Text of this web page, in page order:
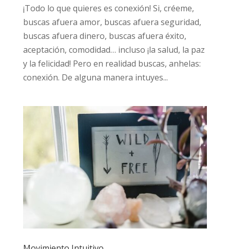
¡Todo lo que quieres es conexión! Si, créeme,
buscas afuera amor, buscas afuera seguridad,
buscas afuera dinero, buscas afuera éxito,
aceptación, comodidad… incluso ¡la salud, la paz
y la felicidad! Pero en realidad buscas, anhelas:
conexión. De alguna manera intuyes...